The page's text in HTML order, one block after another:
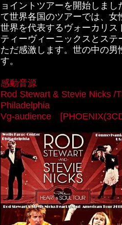
ョイントツアーを開始しま
て世界各国のツアーでは、
世界を代表するヴォーカリ
ティーヴィーニックスとス
ただ感激します。世の中の
す。
感動音源
Rod Stewart & Stevie Nicks
Philadelphia
Vg-audience